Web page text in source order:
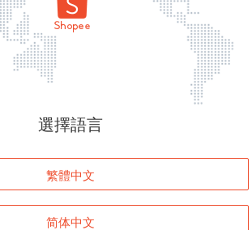
頁面無法顯示
登入
返回首頁
選擇語言
繁體中文
简体中文